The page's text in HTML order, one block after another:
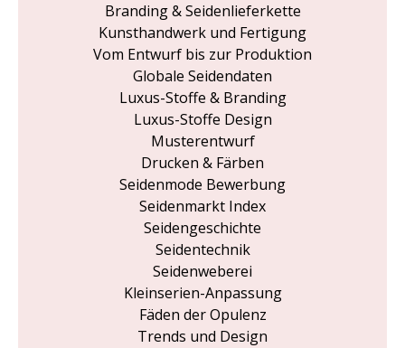
Branding & Seidenlieferkette
Kunsthandwerk und Fertigung
Vom Entwurf bis zur Produktion
Globale Seidendaten
Luxus-Stoffe & Branding
Luxus-Stoffe Design
Musterentwurf
Drucken & Färben
Seidenmode Bewerbung
Seidenmarkt Index
Seidengeschichte
Seidentechnik
Seidenweberei
Kleinserien-Anpassung
Fäden der Opulenz
Trends und Design